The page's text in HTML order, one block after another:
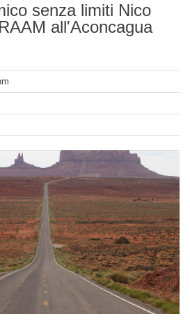
senza limiti Nico
all'Aconcagua